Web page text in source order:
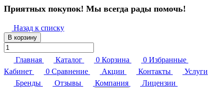
Приятных покупок! Мы всегда рады помочь!
Назад к списку
В корзину
Главная Каталог 0 Корзина 0 Избранные
Кабинет
0 Сравнение Акции Контакты
Услуги
Бренды
Отзывы Компания
Лицензии